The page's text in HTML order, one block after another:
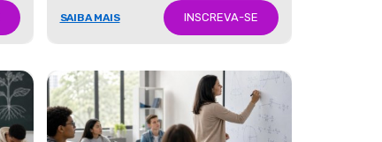
SAIBA MAIS INSCREVA-SE